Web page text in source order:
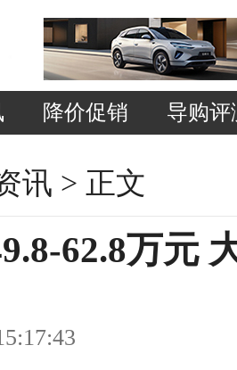
降价促销 导购评
讯 > 正文
62.8万元